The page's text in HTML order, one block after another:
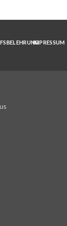
IMPRESSUM